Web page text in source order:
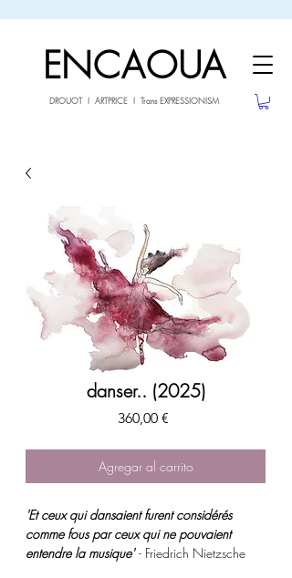
ENCAOUA
DROUOT I ARTPRICE I Trans EXPRESSIONISM
danser.. (2025)
360,00 €
Agregar al carrito
'Et ceux qui dansaient furent considérés
comme fous par ceux qui ne pouvaient
entendre la musique'- Friedrich Nietzsche